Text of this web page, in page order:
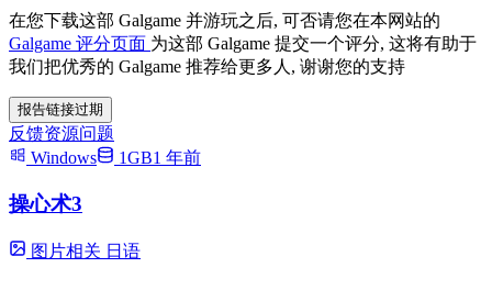
在您下载这部 Galgame 并游玩之后, 可否请您在本网站的
Galgame 评分页面 为这部 Galgame 提交一个评分, 这将有助于
我们把优秀的 Galgame 推荐给更多人, 谢谢您的支持
报告链接过期
反馈资源问题
Windows
1GB1 年前
操心术3
图片相关 日语